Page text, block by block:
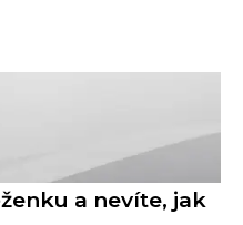
a nevíte, jak